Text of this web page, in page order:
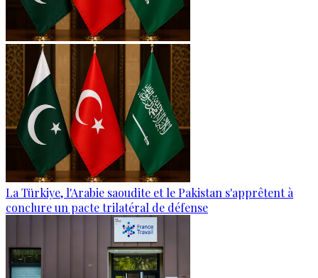
La Türkiye, l'Arabie saoudite et le Pakistan s'apprêtent à
conclure un pacte trilatéral de défense